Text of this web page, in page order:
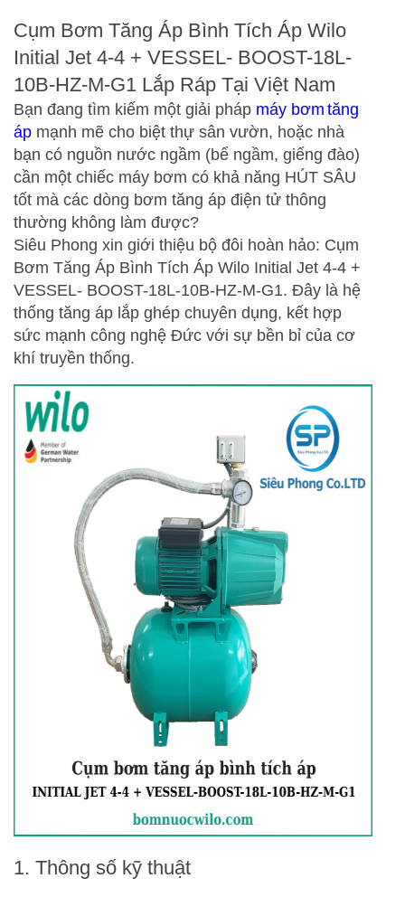
Cụm Bơm Tăng Áp Bình Tích Áp Wilo
Initial Jet 4-4 + VESSEL- BOOST-18L-
10B-HZ-M-G1 Lắp Ráp Tại Việt Nam
Bạn đang tìm kiếm một giải pháp máy bơm tăng
áp mạnh mẽ cho biệt thự sân vườn, hoặc nhà
bạn có nguồn nước ngầm (bể ngầm, giếng đào)
cần một chiếc máy bơm có khả năng HÚT SÂU
tốt mà các dòng bơm tăng áp điện tử thông
thường không làm được?
Siêu Phong xin giới thiệu bộ đôi hoàn hảo: Cụm
Bơm Tăng Áp Bình Tích Áp Wilo Initial Jet 4-4 +
VESSEL- BOOST-18L-10B-HZ-M-G1. Đây là hệ
thống tăng áp lắp ghép chuyên dụng, kết hợp
sức mạnh công nghệ Đức với sự bền bỉ của cơ
khí truyền thống.
1. Thông số kỹ thuật